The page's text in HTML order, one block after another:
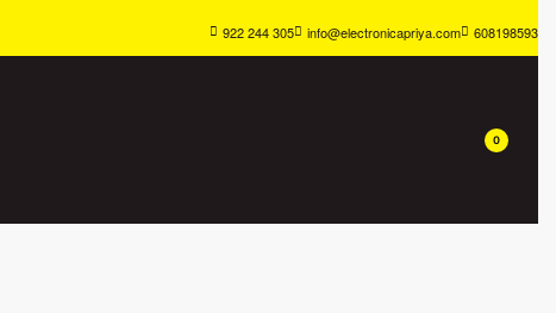
922 244 305 info@electronicapriya.com 608198593
0